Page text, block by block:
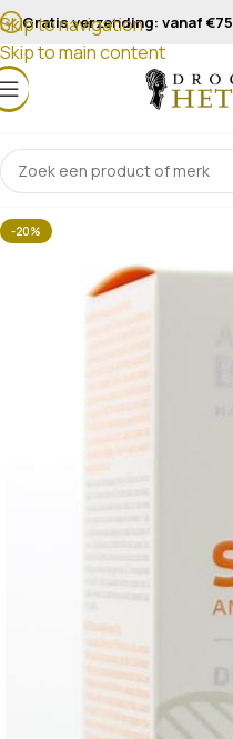
Skip to navigation
Skip to main content
Gratis verzending: vanaf €75
-20%